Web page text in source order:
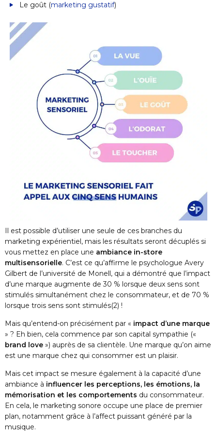
Le goût (marketing gustatif)
Il est possible d’utiliser une seule de ces branches du
marketing expérientiel, mais les résultats seront décuplés si
vous mettez en place une ambiance in-store
multisensorielle. C’est ce qu’affirme le psychologue Avery
Gilbert de l’université de Monell, qui a démontré que l’impact
d’une marque augmente de 30 % lorsque deux sens sont
stimulés simultanément chez le consommateur, et de 70 %
lorsque trois sens sont stimulés(2) !
Mais qu’entend-on précisément par « impact d’une marque
» ? Eh bien, cela commence par son capital sympathie («
brand love ») auprès de sa clientèle. Une marque qu’on aime
est une marque chez qui consommer est un plaisir.
Mais cet impact se mesure également à la capacité d’une
ambiance à influencer les perceptions, les émotions, la
mémorisation et les comportements du consommateur.
En cela, le marketing sonore occupe une place de premier
plan, notamment grâce à l’affect puissant généré par la
musique.